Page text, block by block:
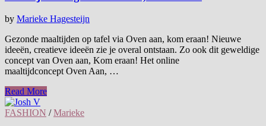
by Marieke Hagesteijn
Gezonde maaltijden op tafel via Oven aan, kom eraan! Nieuwe
ideeën, creatieve ideeën zie je overal ontstaan. Zo ook dit geweldige
concept van Oven aan, Kom eraan! Het online
maaltijdconcept Oven Aan, …
Read More
FASHION /Marieke